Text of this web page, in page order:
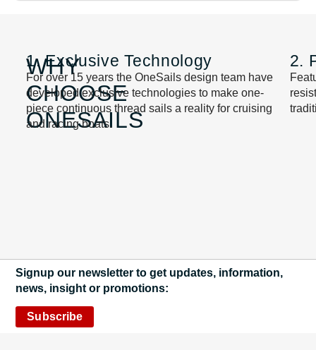
WHY
CHOOSE
ONESAILS
1. Exclusive Technology
For over 15 years the OneSails design team have
developed exclusive technologies to make one-
piece continuous thread sails a reality for cruising
and racing boats.
2.
Signup our newsletter to get updates, information,
news, insight or promotions:
Subscribe